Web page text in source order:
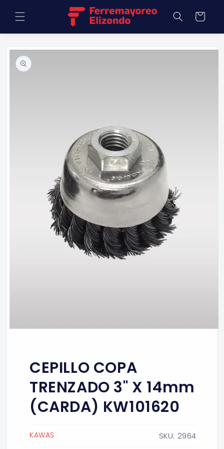
directamente
al contenido
Carrito
directamente
a la
información
CEPILLO COPA
TRENZADO 3" X 14mm
(CARDA) KW101620
KAWAS SKU: 2964